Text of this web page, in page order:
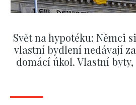
Svět na hypotéku: Němci si
vlastní bydlení nedávají za
domácí úkol. Vlastní byty,